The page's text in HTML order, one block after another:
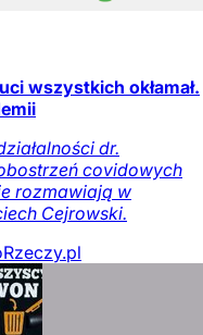
wszystkich okłamał.
dr.
covidowych
rozmawiają w
Cejrowski.